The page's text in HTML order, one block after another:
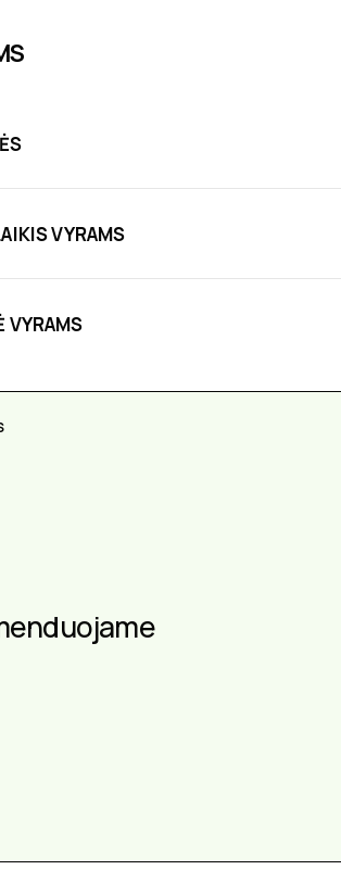
VYRAMS
VYRAMS